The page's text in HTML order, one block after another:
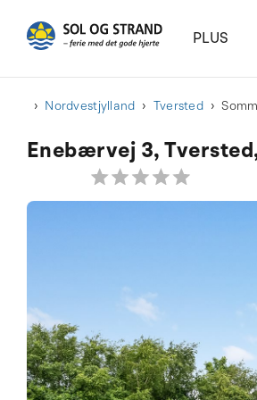
PLUS
Nordvestjylland Tversted
Enebærvej 3,